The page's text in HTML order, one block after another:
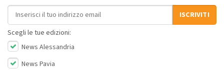
Indirizzo email
ISCRIVITI
Scegli le tue edizioni:
News Alessandria
News Pavia